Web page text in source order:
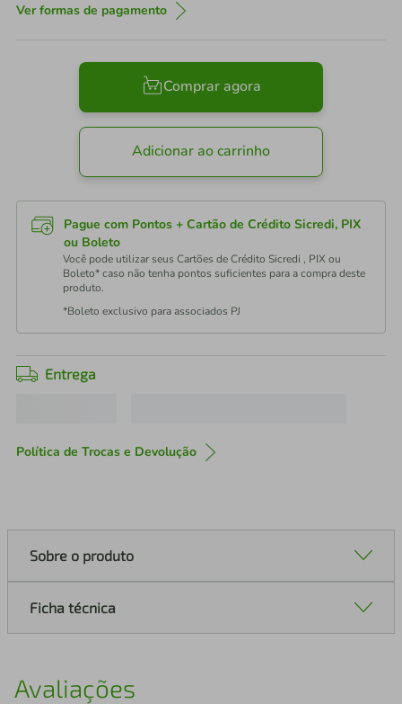
Ver formas de pagamento
Comprar agora
Adicionar ao carrinho
Pague com Pontos + Cartão de Crédito Sicredi, PIX
ou Boleto
Você pode utilizar seus Cartões de Crédito Sicredi , PIX ou
Boleto* caso não tenha pontos suficientes para a compra deste
produto.
*Boleto exclusivo para associados PJ
Entrega
Política de Trocas e Devolução
Sobre o produto
Ficha técnica
Avaliações